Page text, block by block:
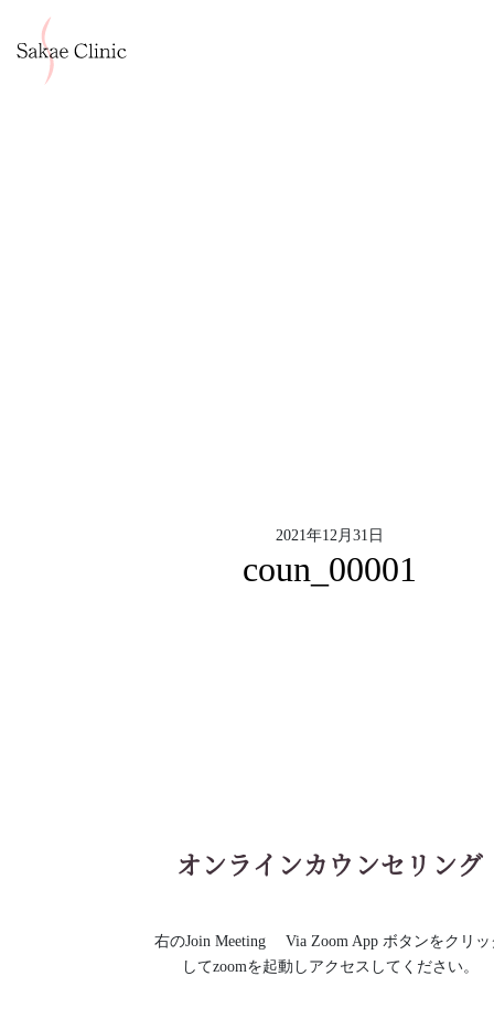
2021年12月31日
coun_00001
オンラインカウンセリング
右のJoin Meeting Via Zoom App ボタンをクリッ
してzoomを起動しアクセスしてください。